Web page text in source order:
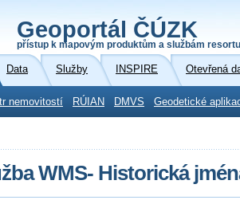
Geoportál ČÚZK
přístup k mapovým produktům a službám resortu
Data Služby INSPIRE Otevřená
nemovitostí RÚIAN DMVS Geodetické
WMS- Historická